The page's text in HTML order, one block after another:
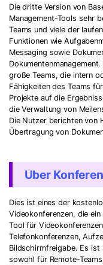
Die dritte Version von
Management-Tools sehr
Teams und viele der
Funktionen wie
Messaging sowie
große Teams, die intern
Fähigkeiten des Teams
Projekte auf die
die Verwaltung von
Die Nutzer berichten von
Übertragung von
Uber
Dies ist eines der
Videokonferenzen, die
Tool für
Telefonkonferenzen,
Bildschirmfreigabe. Es ist
sowohl für Remote-